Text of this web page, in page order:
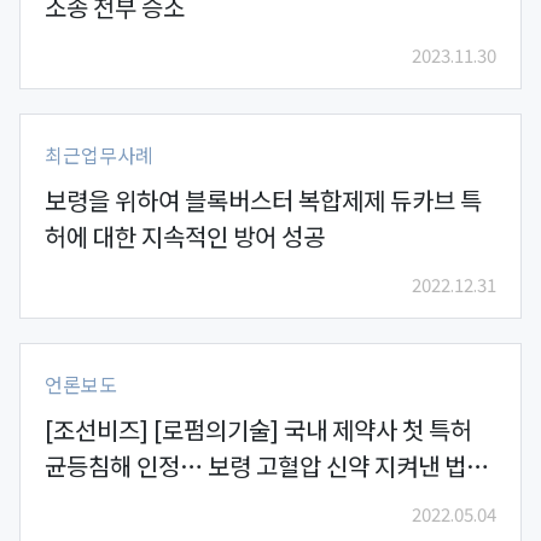
2023.11.30
최근업무사례
보령을 위하여 블록버스터 복합제제 듀카브 특
허에 대한 지속적인 방어 성공
2022.12.31
언론보도
[조선비즈] [로펌의기술] 국내 제약사 첫 특허
균등침해 인정… 보령 고혈압 신약 지켜낸 법무
2022.05.04